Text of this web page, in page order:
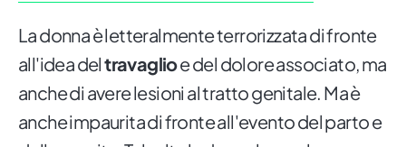
La donna è letteralmente terrorizzata di fronte
all'idea deltravaglioe del dolore associato, ma
anche di avere lesioni al tratto genitale. Ma è
anche impaurita di fronte all'evento del parto e